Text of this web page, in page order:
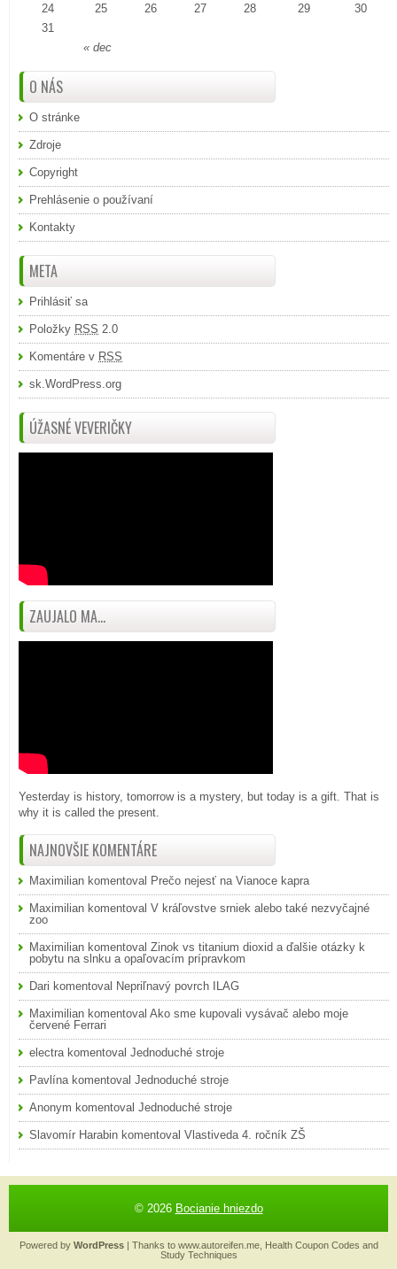
« dec
24
25 26 27 28 29
30
31
O NÁS
O stránke
Zdroje
Copyright
Prehlásenie o používaní
Kontakty
META
Prihlásiť sa
Položky RSS 2.0
Komentáre v RSS
sk.WordPress.org
ÚŽASNÉ VEVERIČKY
ZAUJALO MA...
Yesterday is history, tomorrow is a mystery, but today is a gift. That is
why it is called the present.
NAJNOVŠIE KOMENTÁRE
Maximilian komentoval Prečo nejesť na Vianoce kapra
Maximilian komentoval V kráľovstve srniek alebo také nezvyčajné
zoo
Maximilian komentoval Zinok vs titanium dioxid a ďalšie otázky k
pobytu na slnku a opaľovacím prípravkom
Dari komentoval Nepriľnavý povrch ILAG
Maximilian komentoval Ako sme kupovali vysávač alebo moje
červené Ferrari
electra komentoval Jednoduché stroje
Pavlína komentoval Jednoduché stroje
Anonym komentoval Jednoduché stroje
Slavomír Harabin komentoval Vlastiveda 4. ročník ZŠ
© 2026 Bocianie hniezdo
Powered by WordPress| Thanks to www.autoreifen.me, Health Coupon Codes and
Study Techniques